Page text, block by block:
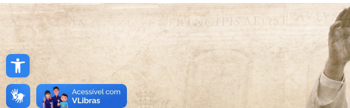
Open toolbar